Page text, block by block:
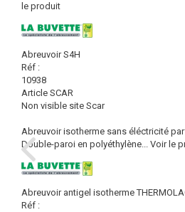
le produit
Abreuvoir S4H
Réf :
10938
Article SCAR
Non visible site Scar
Abreuvoir isotherme sans éléctricité
Double-paroi en polyéthylène... Voir le
Abreuvoir antigel isotherme
Réf :